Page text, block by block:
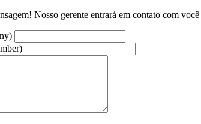
Nosso gerente entrará em contato com